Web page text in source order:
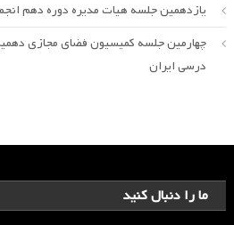
یازدهمین جلسه هیات مدیره دوره دهم
چهارمین جلسه کمیسیون فضای مجازی
درسی ایران
ما را دنبال کنید